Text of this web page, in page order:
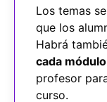
Los temas
que los
Habrá
cada
profesor
curso.